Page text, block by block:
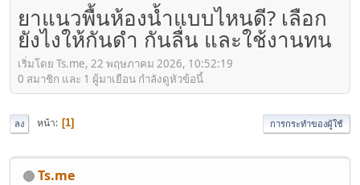
ยาแนวพื้นห้องน้ำแบบไหนดี? เลือก
ยังไงให้กันดำ กันลื่น และใช้งานทน
เริ่มโดย Ts.me, 22 พฤษภาคม 2026, 10:52:19
0 สมาชิก และ 1 ผู้มาเยือน กำลังดูหัวข้อนี้
ลง หน้า 1 การกระทำของผู้ใช้
Ts.me